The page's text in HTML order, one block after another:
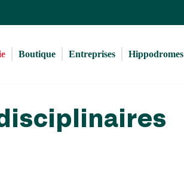
au
principal
Boutique Entreprises Hippodromes